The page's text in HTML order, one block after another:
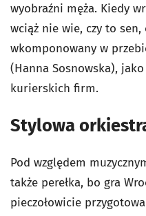
wyobraźni męża. Kiedy
wciąż nie wie, czy to sen,
wkomponowany w
(Hanna Sosnowska),
kurierskich firm.
Stylowa
Pod względem
także perełka, bo gra
pieczołowicie